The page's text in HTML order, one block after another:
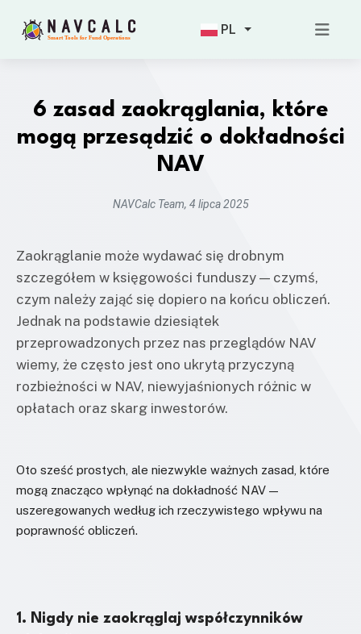
PL
6 zasad zaokrąglania, które
mogą przesądzić o dokładności
NAV
NAVCalc Team, 4 lipca 2025
Zaokrąglanie może wydawać się drobnym
szczegółem w księgowości funduszy — czymś,
czym należy zająć się dopiero na końcu obliczeń.
Jednak na podstawie dziesiątek
przeprowadzonych przez nas przeglądów NAV
wiemy, że często jest ono ukrytą przyczyną
rozbieżności w NAV, niewyjaśnionych różnic w
opłatach oraz skarg inwestorów.
Oto sześć prostych, ale niezwykle ważnych zasad, które
mogą znacząco wpłynąć na dokładność NAV —
uszeregowanych według ich rzeczywistego wpływu na
poprawność obliczeń.
1. Nigdy nie zaokrąglaj współczynników